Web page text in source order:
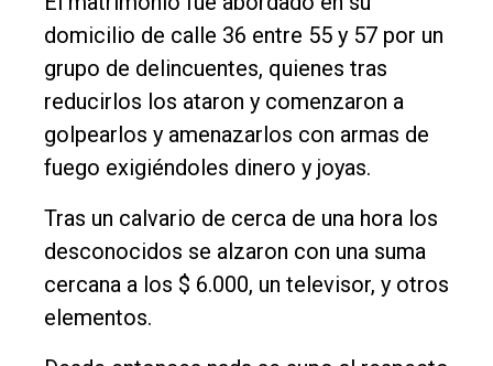
Edición
Empresa
Nosotros
Contacto
domicilio de calle 36 entre 55 y 57 por un
grupo de delincuentes, quienes tras
reducirlos los ataron y comenzaron a
golpearlos y amenazarlos con armas de
fuego exigiéndoles dinero y joyas.
Tras un calvario de cerca de una hora los
desconocidos se alzaron con una suma
cercana a los $ 6.000, un televisor, y otros
elementos.